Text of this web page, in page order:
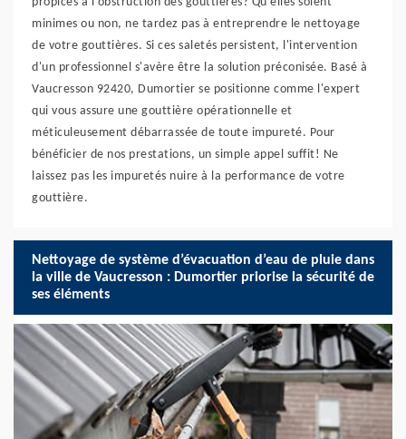
minimes ou non, ne tardez pas à entreprendre le nettoyage
de votre gouttières. Si ces saletés persistent, l'intervention
d'un professionnel s'avère être la solution préconisée. Basé à
Vaucresson 92420, Dumortier se positionne comme l'expert
qui vous assure une gouttière opérationnelle et
méticuleusement débarrassée de toute impureté. Pour
bénéficier de nos prestations, un simple appel suffit! Ne
laissez pas les impuretés nuire à la performance de votre
gouttière.
Nettoyage de système d’évacuation d’eau de pluie dans
la ville de Vaucresson : Dumortier priorise la sécurité de
ses éléments